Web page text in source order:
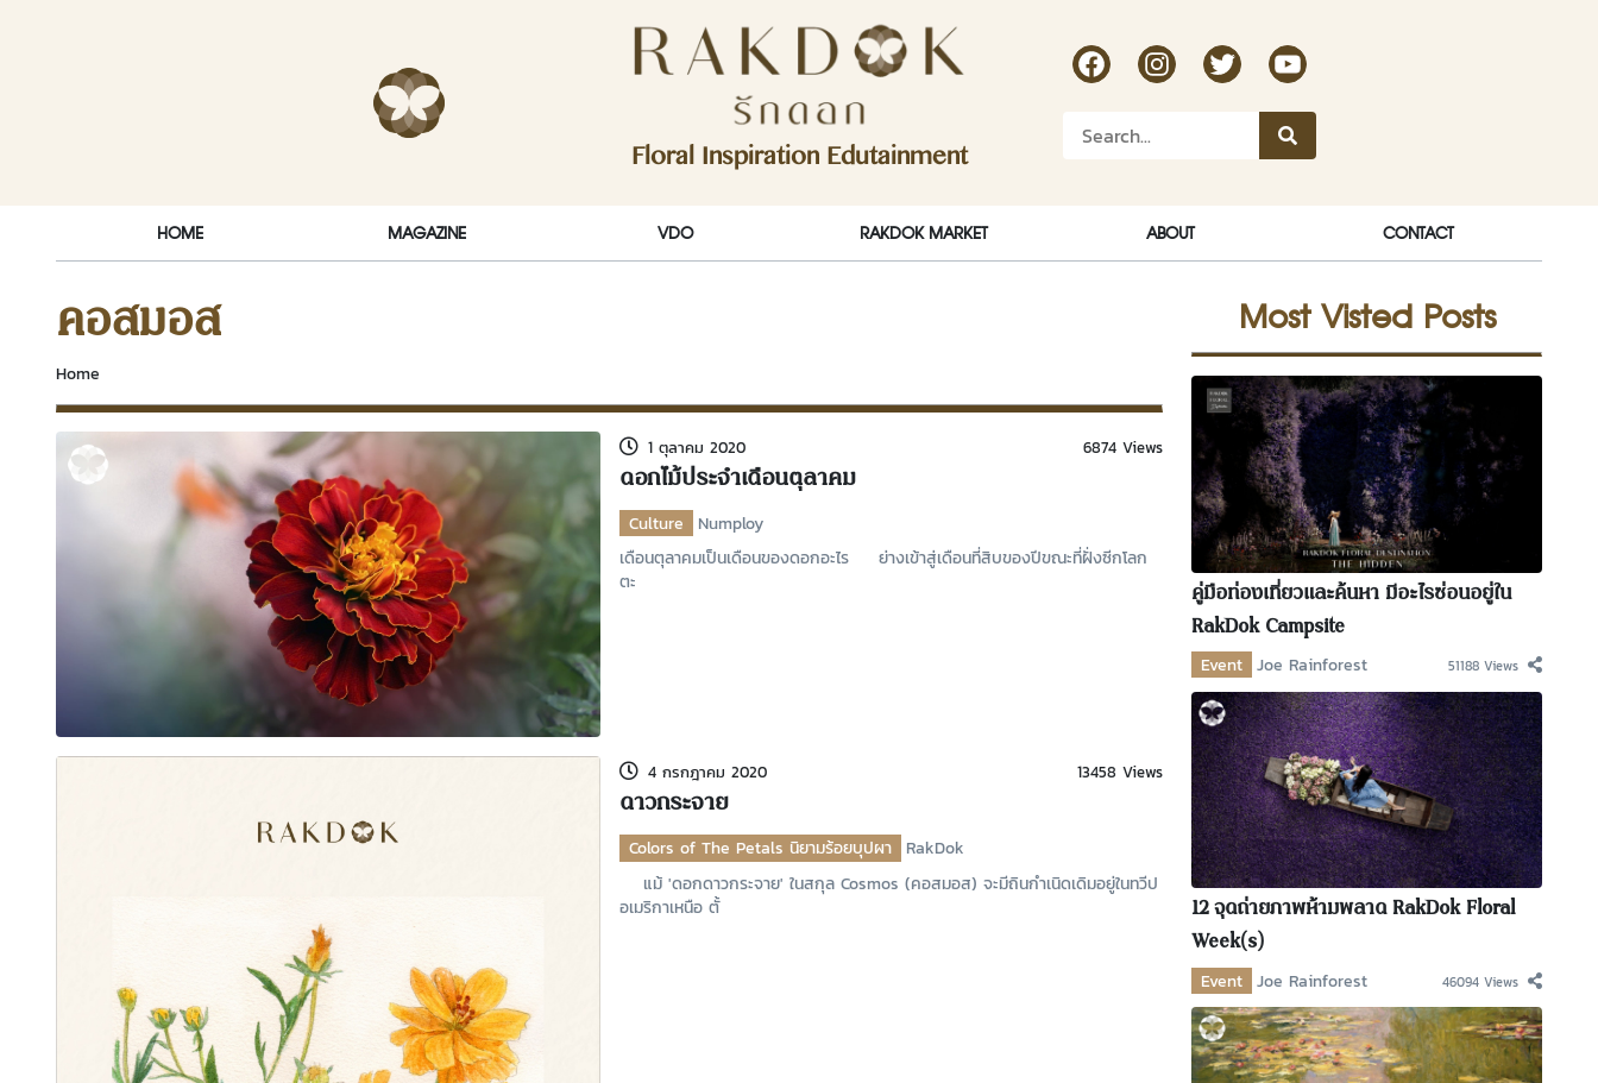
Floral Inspiration Edutainment
RakDok Channel Facebook
RakDok Channel Instagram
RakDok TwitterRakdok Channel Youtube
HOME MAGAZINE VDO RAKDOK MARKET ABOUT CONTACT
คอสมอส
Home
1 ตุลาคม 2020 6874 Views
ดอกไม้ประจำเดือนตุลาคม
Culture
Numploy
เดือนตุลาคมเป็นเดือนของดอกอะไร ย่างเข้าสู่เดือนที่สิบของปีขณะที่ฝั่งซีกโลก
ตะ
4 กรกฎาคม 2020 13458 Views
ดาวกระจาย
Colors of The Petals นิยามร้อยบุปผา
RakDok
แม้ 'ดอกดาวกระจาย' ในสกุล Cosmos (คอสมอส) จะมีถินกําเนิดเดิมอยู่ในทวีป
อเมริกาเหนือ ตั้
Most Visted Posts
คู่มือท่องเที่ยวและค้นหา มีอะไรซ่อนอยู่ใน
RakDok Campsite
Event Joe Rainforest 51188 Views
12 จุดถ่ายภาพห้ามพลาด RakDok Floral
Week(s)
Event Joe Rainforest 46094 Views